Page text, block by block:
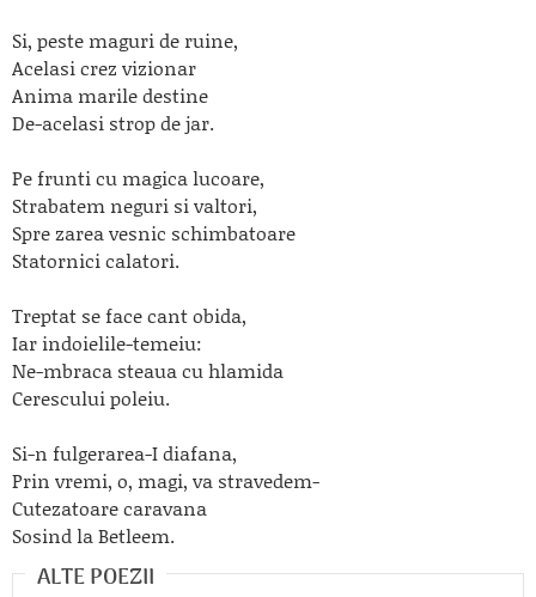
Si, peste maguri de ruine,
Acelasi crez vizionar
Anima marile destine
De-acelasi strop de jar.
Pe frunti cu magica lucoare,
Strabatem neguri si valtori,
Spre zarea vesnic schimbatoare
Statornici calatori.
Treptat se face cant obida,
Iar indoielile-temeiu:
Ne-mbraca steaua cu hlamida
Cerescului poleiu.
Si-n fulgerarea-I diafana,
Prin vremi, o, magi, va stravedem-
Cutezatoare caravana
Sosind la Betleem.
ALTE POEZII